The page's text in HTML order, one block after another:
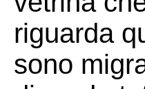
riguarda
sono